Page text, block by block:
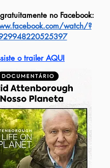
no Facebook:
m/watch/?
o trailer AQUI